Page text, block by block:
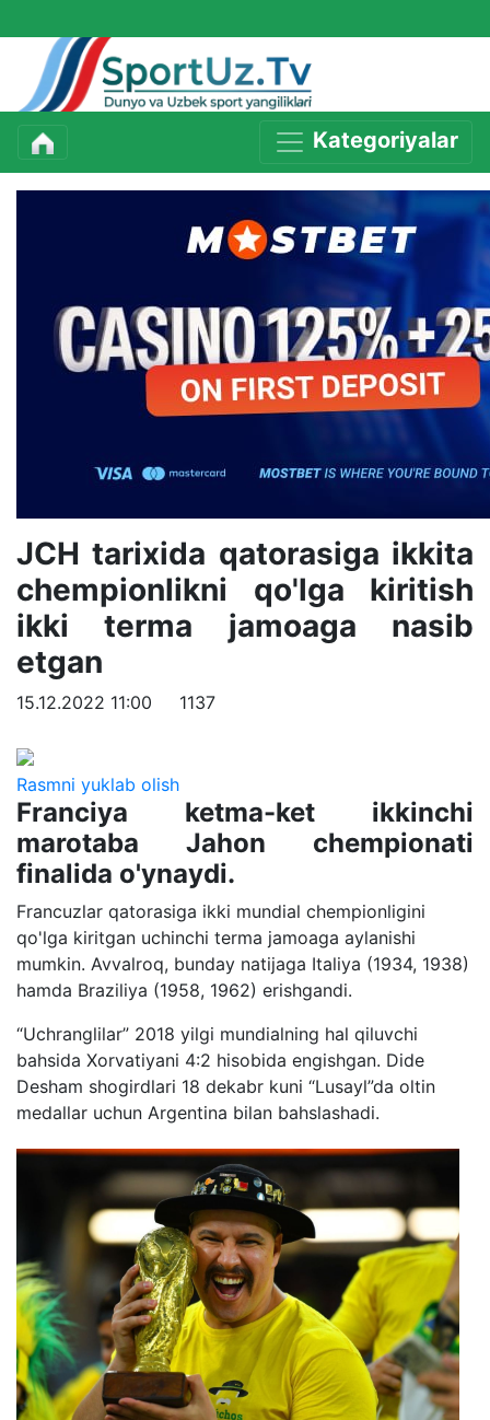
Kategoriyalar
JCH tarixida qatorasiga ikkita
chempionlikni qo'lga kiritish
ikki terma jamoaga nasib
etgan
15.12.2022 11:00 1137
Rasmni yuklab olish
Franciya ketma-ket ikkinchi
marotaba Jahon chempionati
finalida o'ynaydi.
Francuzlar qatorasiga ikki mundial chempionligini
qo'lga kiritgan uchinchi terma jamoaga aylanishi
mumkin. Avvalroq, bunday natijaga Italiya (1934, 1938)
hamda Braziliya (1958, 1962) erishgandi.
“Uchranglilar” 2018 yilgi mundialning hal qiluvchi
bahsida Xorvatiyani 4:2 hisobida engishgan. Dide
Desham shogirdlari 18 dekabr kuni “Lusayl”da oltin
medallar uchun Argentina bilan bahslashadi.